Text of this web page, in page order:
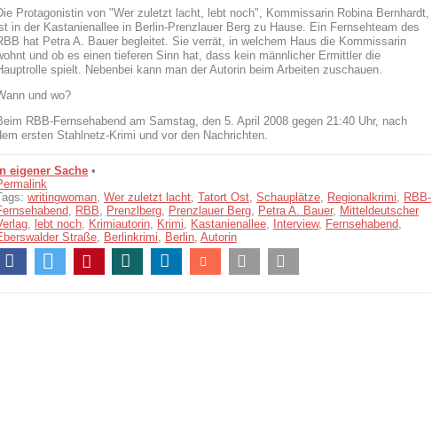
Protagonistin von "Wer zuletzt lacht, lebt noch", Kommissarin Robina Bernhardt,
in der Kastanienallee in Berlin-Prenzlauer Berg zu Hause. Ein Fernsehteam des
hat Petra A. Bauer begleitet. Sie verrät, in welchem Haus die Kommissarin
und ob es einen tieferen Sinn hat, dass kein männlicher Ermittler die
spielt. Nebenbei kann man der Autorin beim Arbeiten zuschauen.
und wo?
RBB-Fernsehabend am Samstag, den 5. April 2008 gegen 21:40 Uhr, nach
ersten Stahlnetz-Krimi und vor den Nachrichten.
eigener Sache •
writingwoman Wer zuletzt lacht Tatort Ost Schauplätze Regionalkrimi
RBB-
RBB Prenzlberg Prenzlauer Berg Petra A. Bauer, Mitteldeutscher
lebt noch Krimiautorin Krimi Kastanienallee Interview, Fernsehabend
Straße
Berlinkrimi Berlin Autorin